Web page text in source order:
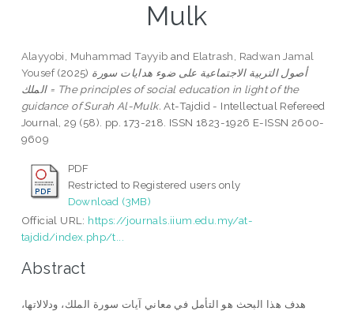
Mulk
Alayyobi, Muhammad Tayyib and Elatrash, Radwan Jamal
Yousef(2025) أصول التربية الاجتماعية على ضوء هدايات سورة
الملك = The principles of social education in light of the
guidance of Surah Al-Mulk. At-Tajdid - Intellectual Refereed
Journal, 29 (58). pp. 173-218. ISSN 1823-1926 E-ISSN 2600-
9609
PDF
Restricted to Registered users only
Download (3MB)
Official URL: https://journals.iium.edu.my/at-
tajdid/index.php/t...
Abstract
هدف هذا البحث هو التأمل في معاني آيات سورة الملك، ودلالاتها،